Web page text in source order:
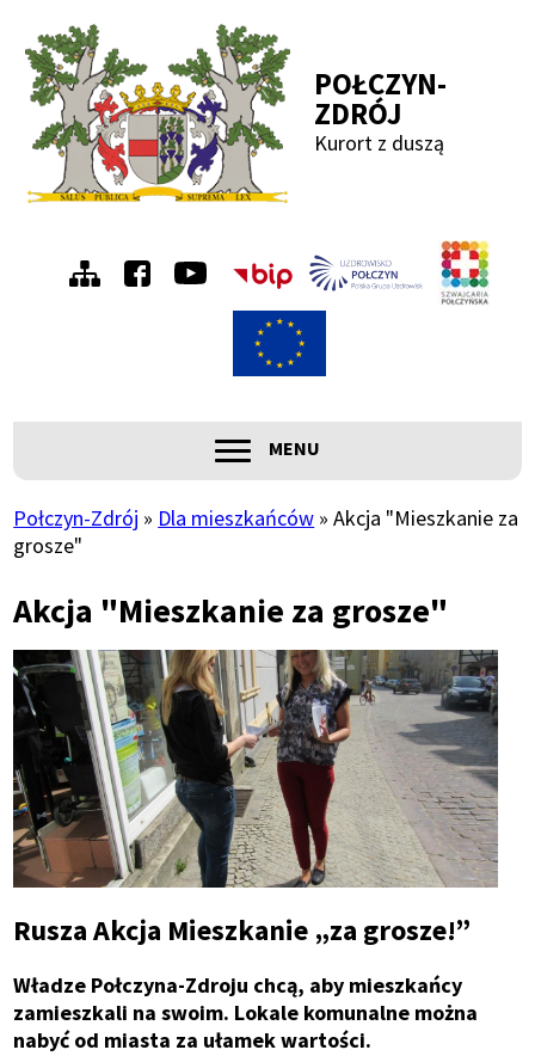
Przejdź
do
menu
Przejdź
do
treści
Przejdź
do
wyszukiwania
Przejdź
do
stopki
POŁCZYN-
ZDRÓJ
Kurort z duszą
Menu
prawe
Główna
nawigacja
ROZWIŃ
MENU
Ścieżka
Połczyn-Zdrój Dla mieszkańców
Akcja "Mieszkanie za
grosze"
Akcja "Mieszkanie za grosze"
Rusza Akcja Mieszkanie „za grosze!”
Władze Połczyna-Zdroju chcą, aby mieszkańcy
zamieszkali na swoim. Lokale komunalne można
nabyć od miasta za ułamek wartości.